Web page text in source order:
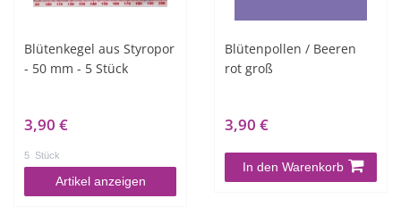
Blütenkegel aus Styropor
- 50 mm - 5 Stück
3,90 €
5 Stück
Artikel anzeigen
Blütenpollen / Beeren
rot groß
3,90 €
In den Warenkorb